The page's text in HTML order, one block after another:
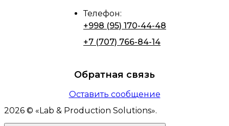
Телефон:
+998 (95) 170-44-48
+7 (707) 766-84-14
Обратная связь
Оставить сообщение
2026 © « Lab & Production Solutions».